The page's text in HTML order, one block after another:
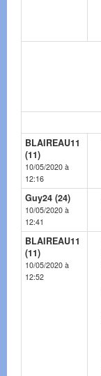
BLAIREAU11
(11)
10/05/2020 à
12:16
Guy24 (24)
10/05/2020 à
12:41
BLAIREAU11
(11)
10/05/2020 à
12:52